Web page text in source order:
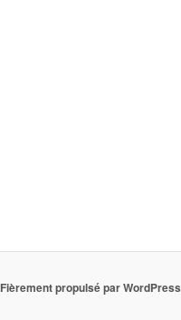
Fièrement propulsé par WordPress